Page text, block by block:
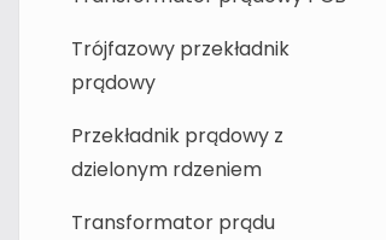
Trójfazowy przekładnik
prądowy
Przekładnik prądowy z
dzielonym rdzeniem
Transformator prądu